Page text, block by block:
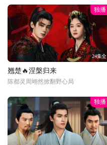
独播
24集全
翘楚🔥涅槃归来
陈都灵周翊然掀翻野心局
独播